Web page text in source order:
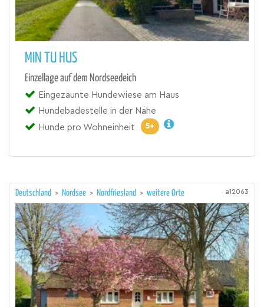
MIN TU HUS
Einzellage auf dem Nordseedeich
Eingezäunte Hundewiese am Haus
Hundebadestelle in der Nähe
Hunde pro Wohneinheit
5+
Deutschland > Nordsee > Nordfriesland > weitere Orte a12063